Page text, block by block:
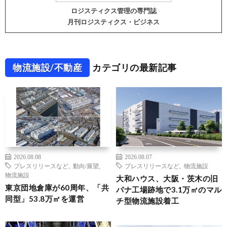
ロジスティクス管理の専門誌
月刊ロジスティクス・ビジネス
物流施設/不動産 カテゴリの最新記事
2026.08.08
プレスリリースなど
動向/展望
物流施設
東京団地倉庫が60周年、「共
同型」53.8万㎡を運営
2026.08.07
プレスリリースなど
物流施設
大和ハウス、大阪・茨木の旧
パナ工場跡地で3.1万㎡のマル
チ型物流施設着工